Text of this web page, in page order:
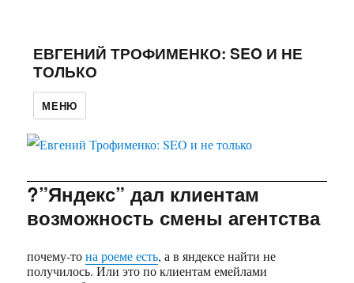
ЕВГЕНИЙ ТРОФИМЕНКО: SEO И НЕ
ТОЛЬКО
МЕНЮ
?”Яндекс” дал клиентам
возможность смены агентства
почему-тона роеме есть, а в яндексе найти не
получилось. Или это по клиентам емейлами